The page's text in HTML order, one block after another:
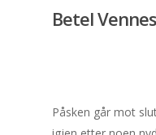
Betel
Påsken går mot